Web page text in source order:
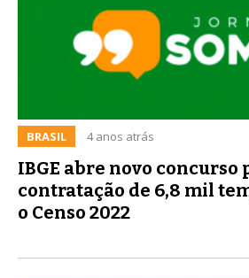
BRASIL 4 anos atrás
IBGE abre novo concurso
contratação de 6,8 mil
o Censo 2022